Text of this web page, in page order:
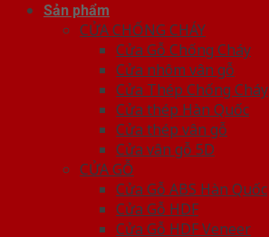
Sản phẩm
CỬA CHỐNG CHÁY
Cửa Gỗ Chống Cháy
Cửa nhôm vân gỗ
Cửa Thép Chống Cháy
Cửa thép Hàn Quốc
Cửa thép vân gỗ
Cửa vân gỗ 5D
CỬA GỖ
Cửa Gỗ ABS Hàn Quốc
Cửa Gỗ HDF
Cửa Gỗ HDF Veneer